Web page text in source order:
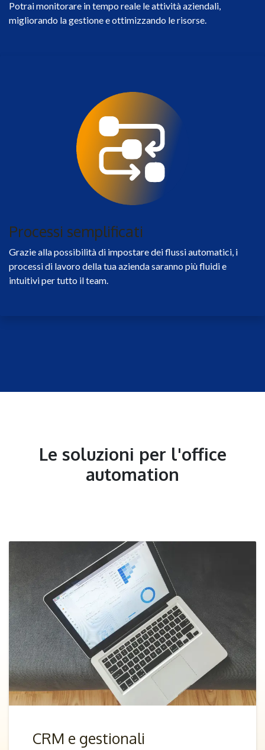
Potrai monitorare in tempo reale le attività aziendali,
migliorando la gestione e ottimizzando le risorse.
Processi semplificati
Grazie alla possibilità di impostare dei flussi automatici, i
processi di lavoro della tua azienda saranno più fluidi e
intuitivi per tutto il team.
Le soluzioni per l'office
automation
CRM e gestionali